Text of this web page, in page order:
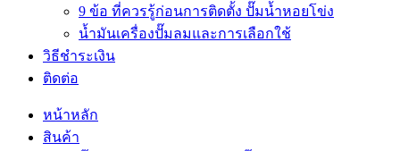
9 ข้อ ที่ควรรู้ก่อนการติดตั้ง ปั๊มน้ำหอยโข่ง
น้ำมันเครื่องปั๊มลมและการเลือกใช้
วิธีชำระเงิน
ติดต่อ
หน้าหลัก
สินค้า